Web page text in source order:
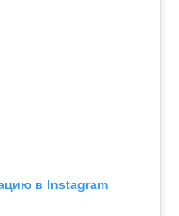
в Instagram